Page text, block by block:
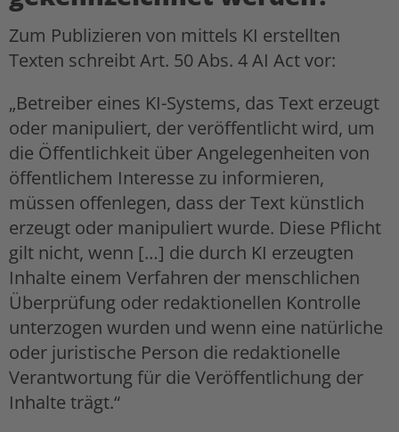
Zum Publizieren von mittels KI erstellten
Texten schreibt Art. 50 Abs. 4 AI Act vor:
„Betreiber eines KI-Systems, das Text erzeugt
oder manipuliert, der veröffentlicht wird, um
die Öffentlichkeit über Angelegenheiten von
öffentlichem Interesse zu informieren,
müssen offenlegen, dass der Text künstlich
erzeugt oder manipuliert wurde. Diese Pflicht
gilt nicht, wenn […] die durch KI erzeugten
Inhalte einem Verfahren der menschlichen
Überprüfung oder redaktionellen Kontrolle
unterzogen wurden und wenn eine natürliche
oder juristische Person die redaktionelle
Verantwortung für die Veröffentlichung der
Inhalte trägt.“